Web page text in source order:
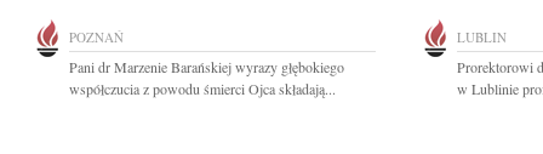
POZNAŃ
Pani dr Marzenie Barańskiej wyrazy głębokiego
współczucia z powodu śmierci Ojca składają...
LUBLIN
Prorektorowi
w Lublinie